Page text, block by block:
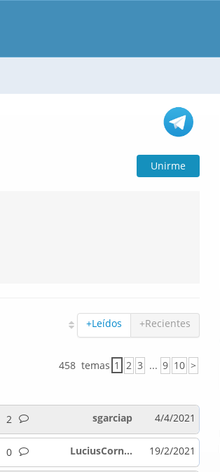
Unirme
+Leídos +Recientes
458 temas 1 2 3 ... 9 10 >
2 4/4/2021
sgarciap
0 19/2/2021
LuciusCorn...